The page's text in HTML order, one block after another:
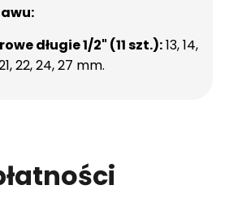
długie 1/2" (11 szt.):13, 14,
21, 22, 24, 27 mm.